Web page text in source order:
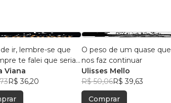
ir, lembre-se que
te falei que seria
Viana
R$ 36,20
O peso de um quase que
nos faz continuar
Ulisses Mello
R$ 50,06R$ 39,63
Comprar